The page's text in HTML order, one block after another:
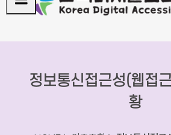
정보통신접근성(웹접
황